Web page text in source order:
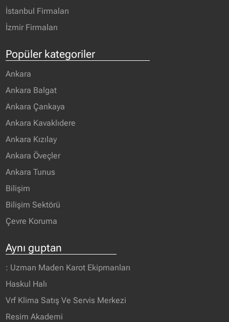
İstanbul Firmaları
İzmir Firmaları
Popüler kategoriler
Ankara
Ankara Balgat
Ankara Çankaya
Ankara Kavaklıdere
Ankara Kızılay
Ankara Öveçler
Ankara Tunus
Bilişim
Bilişim Sektörü
Çevre Koruma
Aynı guptan
: Uzman Maden Karot Ekipmanları
Haskul Halı
Vrf Klima Satış Ve Servis Merkezi
Resim Akademi